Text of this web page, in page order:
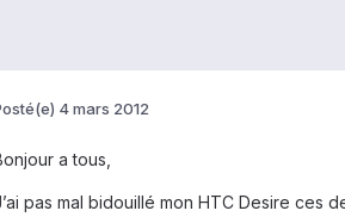
4 mars 2012
a tous,
pas mal bidouillé mon HTC Desire ces